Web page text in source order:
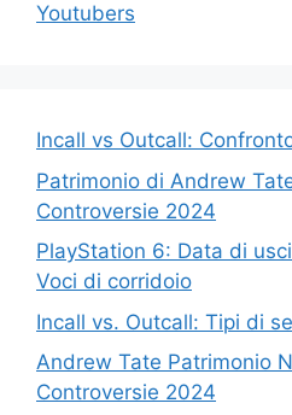
Youtubers
Incall vs Outcall:
Patrimonio di Andrew
Controversie 2024
PlayStation 6: Data di
Voci di corridoio
Incall vs. Outcall: Tipi di
Andrew Tate Patrimonio
Controversie 2024